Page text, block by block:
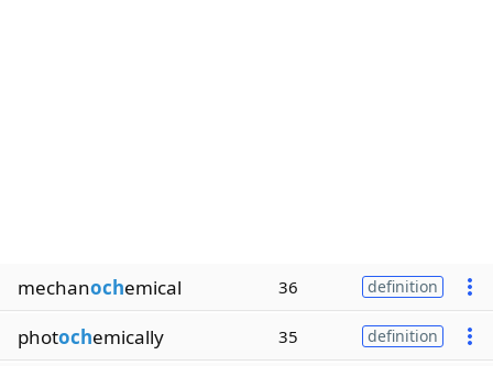
mechanochemical 36 definition
photochemically 35 definition